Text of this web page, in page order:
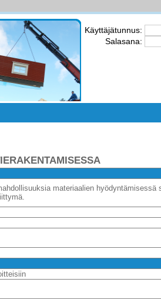
Käyttäjätunnus:
Salasana:
materiaalien hyödyntämisessä